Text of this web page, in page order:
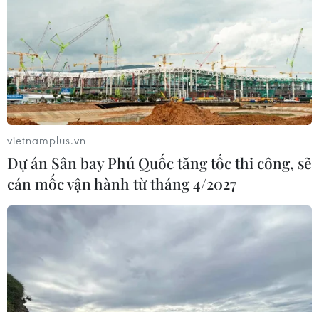
vietnamplus.vn
Dự án Sân bay Phú Quốc tăng tốc thi công, sẽ
cán mốc vận hành từ tháng 4/2027